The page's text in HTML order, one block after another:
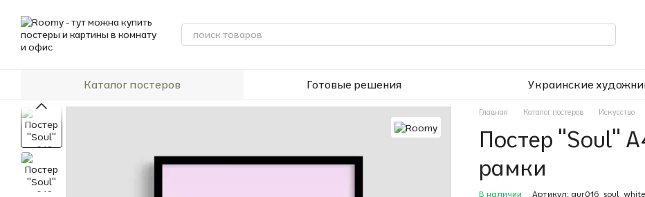
Каталог постеров Готовые решения Украинские
Главная Каталог постеров Искусство
Постер "Soul"
рамки
В наличии Артикул: